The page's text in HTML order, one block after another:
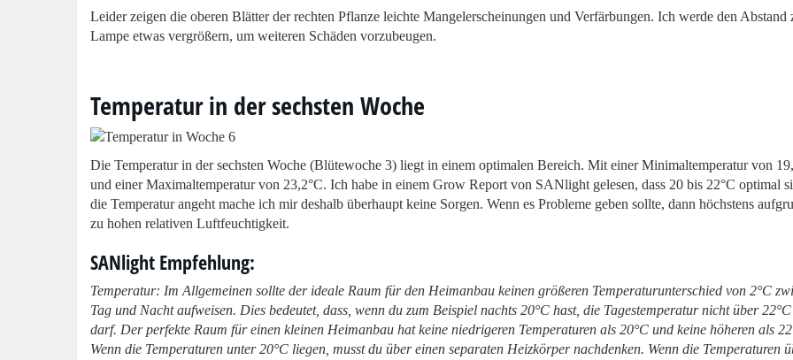
Leider zeigen die oberen Blätter der rechten Pflanze leichte Mangelerscheinungen und Verfärbungen. Ich werde den Abstand
Lampe etwas vergrößern, um weiteren Schäden vorzubeugen.
Temperatur in der sechsten Woche
Die Temperatur in der sechsten Woche (Blütewoche 3) liegt in einem optimalen Bereich. Mit einer Minimaltemperatur von
und einer Maximaltemperatur von 23,2°C. Ich habe in einem Grow Report von SANlight gelesen, dass 20 bis 22°C optimal
die Temperatur angeht mache ich mir deshalb überhaupt keine Sorgen. Wenn es Probleme geben sollte, dann höchstens
zu hohen relativen Luftfeuchtigkeit.
SANlight Empfehlung:
Temperatur: Im Allgemeinen sollte der ideale Raum für den Heimanbau keinen größeren Temperaturunterschied von 2°C
Tag und Nacht aufweisen. Dies bedeutet, dass, wenn du zum Beispiel nachts 20°C hast, die Tagestemperatur nicht über
darf. Der perfekte Raum für einen kleinen Heimanbau hat keine niedrigeren Temperaturen als 20°C und keine höheren als
Wenn die Temperaturen unter 20°C liegen, musst du über einen separaten Heizkörper nachdenken. Wenn die Temperaturen